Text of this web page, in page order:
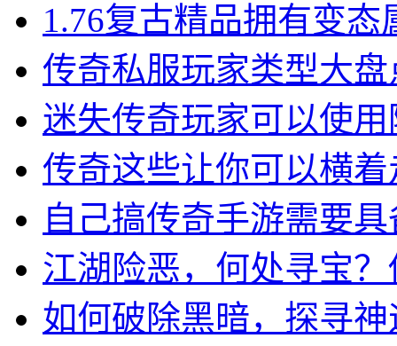
1.76复古精品拥有变
传奇私服玩家类型大
迷失传奇玩家可以使
传奇这些让你可以横
自己搞传奇手游需要
江湖险恶，何处寻宝
如何破除黑暗，探寻